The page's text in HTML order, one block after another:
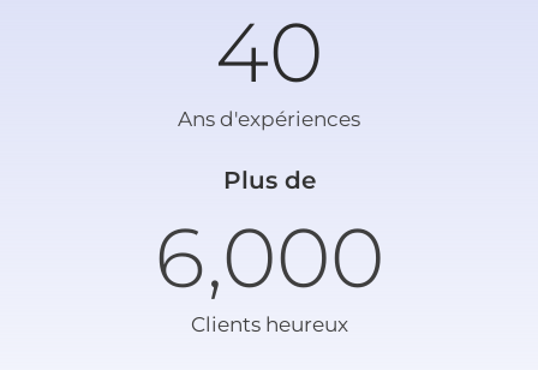
Ans d'expériences
40
Plus de
Clients heureux
6,000